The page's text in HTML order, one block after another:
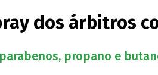
dos árbitros
propano e